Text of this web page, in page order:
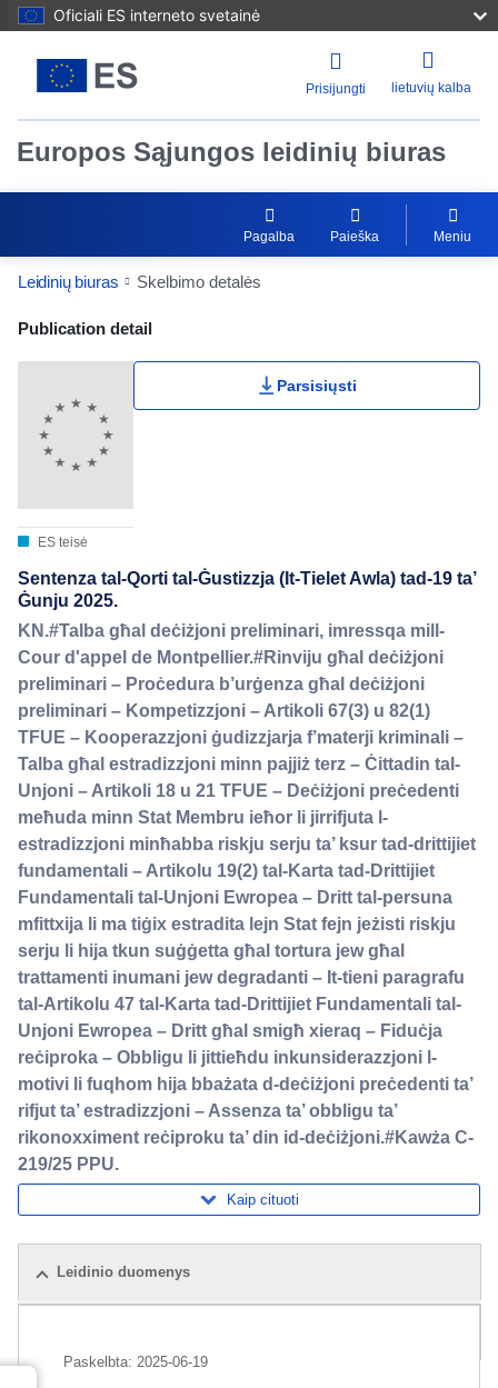
Oficiali ES interneto svetainė
Prisijungti lietuvių kalba
Europos Sąjungos leidinių biuras
Pagalba Paieška Meniu
Leidinių biuras Skelbimo detalės
Publication Detail Actions Portlet
Publication detail
ES teisė
Parsisiųsti
Sentenza tal-Qorti tal-Ġustizzja (It-Tielet Awla) tad-19 ta’
Ġunju 2025.
KN.#Talba għal deċiżjoni preliminari, imressqa mill-
Cour d'appel de Montpellier.#Rinviju għal deċiżjoni
preliminari – Proċedura b’urġenza għal deċiżjoni
preliminari – Kompetizzjoni – Artikoli 67(3) u 82(1)
TFUE – Kooperazzjoni ġudizzjarja f’materji kriminali –
Talba għal estradizzjoni minn pajjiż terz – Ċittadin tal-
Unjoni – Artikoli 18 u 21 TFUE – Deċiżjoni preċedenti
meħuda minn Stat Membru ieħor li jirrifjuta l-
estradizzjoni minħabba riskju serju ta’ ksur tad-drittijiet
fundamentali – Artikolu 19(2) tal-Karta tad-Drittijiet
Fundamentali tal-Unjoni Ewropea – Dritt tal-persuna
mfittxija li ma tiġix estradita lejn Stat fejn jeżisti riskju
serju li hija tkun suġġetta għal tortura jew għal
trattamenti inumani jew degradanti – It-tieni paragrafu
tal-Artikolu 47 tal-Karta tad-Drittijiet Fundamentali tal-
Unjoni Ewropea – Dritt għal smigħ xieraq – Fiduċja
reċiproka – Obbligu li jittieħdu inkunsiderazzjoni l-
motivi li fuqhom hija bbażata d-deċiżjoni preċedenti ta’
rifjut ta’ estradizzjoni – Assenza ta’ obbligu ta’
rikonoxximent reċiproku ta’ din id-deċiżjoni.#Kawża C-
219/25 PPU.
Kaip cituoti
Leidinio duomenys
Paskelbta: 2025-06-19